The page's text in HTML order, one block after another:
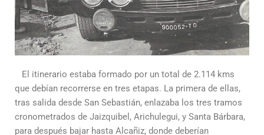
El itinerario estaba formado por un total de 2.114 kms
que debían recorrerse en tres etapas. La primera de ellas,
tras salida desde San Sebastián, enlazaba los tres tramos
cronometrados de Jaizquibel, Arichulegui, y Santa Bárbara,
para después bajar hasta Alcañiz, donde deberían